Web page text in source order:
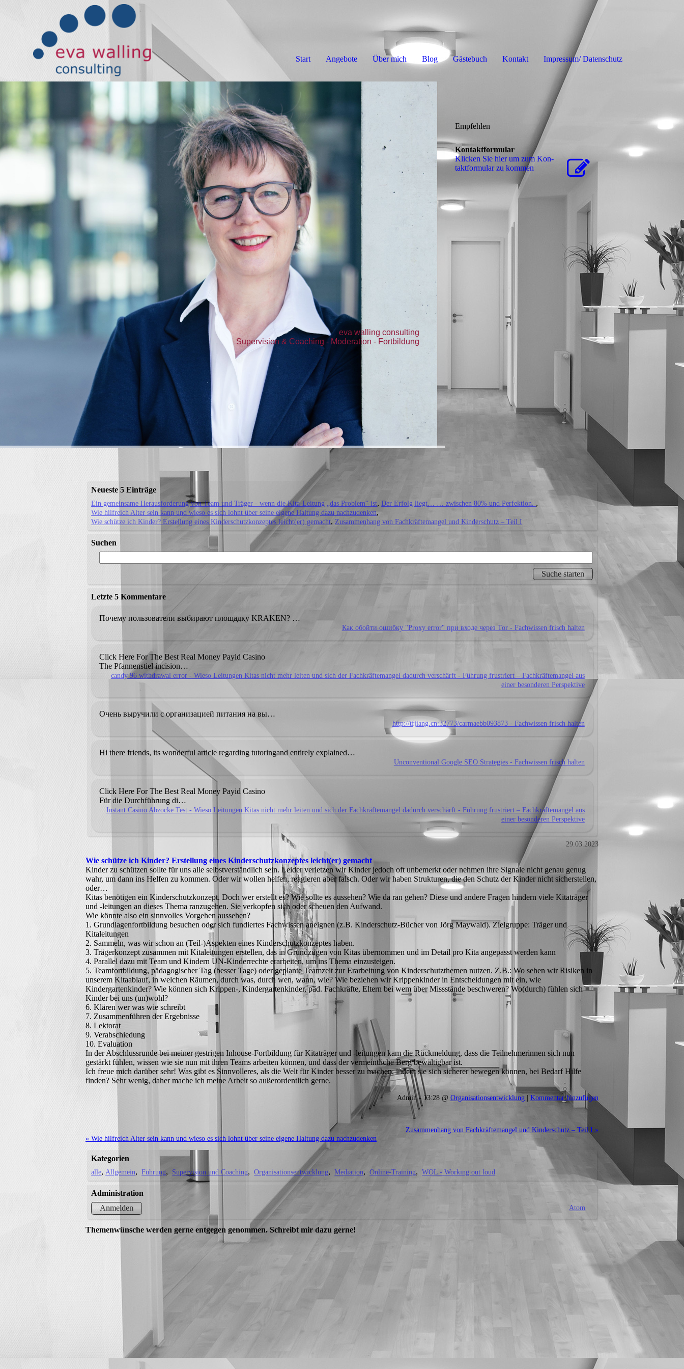
Start Angebote Über mich Blog Gästebuch Kontakt Impressum/ Datenschutz
eva walling consulting
Supervision & Coaching - Moderation - Fortbildung
Empfehlen
Kontaktformular
Klicken Sie hier um zum Kon­
takt­for­mu­lar zu kommen
Neueste 5 Einträge
Ein gemeinsame Herausforderung von Team und Träger - wenn die Kita-Leitung „das Problem“ ist Der Erfolg liegt… … zwischen 80% und Perfektion.
Wie hilfreich Alter sein kann und wieso es sich lohnt über seine eigene Haltung dazu nachzudenken
Wie schütze ich Kinder? Erstellung eines Kinderschutzkonzeptes leicht(er) gemacht Zusammenhang von Fachkräftemangel und Kinderschutz – Teil I
Suchen
Letzte 5 Kommentare
Почему пользователи выбирают площадку KRAKEN? …
Как обойти ошибку "Proxy error" при входе через Tor - Fachwissen frisch halten
Click Here For The Best Real Money Payid Casino
The Pfannenstiel incision…
candy 96 withdrawal error - Wieso Leitungen Kitas nicht mehr leiten und sich der Fachkräftemangel dadurch verschärft - Führung frustriert – Fachkräftemangel aus
einer besonderen Perspektive
Очень выручили с организацией питания на вы…
http://tfjiang.cn:32773/carmaebb093873 - Fachwissen frisch halten
Hi there friends, its wonderful article regarding tutoringand entirely explained…
Unconventional Google SEO Strategies - Fachwissen frisch halten
Click Here For The Best Real Money Payid Casino
Für die Durchführung di…
Instant Casino Abzocke Test - Wieso Leitungen Kitas nicht mehr leiten und sich der Fachkräftemangel dadurch verschärft - Führung frustriert – Fachkräftemangel aus
einer besonderen Perspektive
29.03.2023
Wie schütze ich Kinder? Erstellung eines Kinderschutzkonzeptes leicht(er) gemacht
Kinder zu schützen sollte für uns alle selbstverständlich sein. Leider verletzen wir Kinder jedoch oft unbemerkt oder nehmen ihre Signale nicht genau genug
wahr, um dann ins Helfen zu kommen. Oder wir wollen helfen, reagieren aber falsch. Oder wir haben Strukturen, die den Schutz der Kinder nicht sicherstellen,
oder…
Kitas benötigen ein Kinderschutzkonzept. Doch wer erstellt es? Wie sollte es aussehen? Wie da ran gehen? Diese und andere Fragen hindern viele Kitaträger
und -leitungen an dieses Thema ranzugehen. Sie verkopfen sich oder scheuen den Aufwand.
Wie könnte also ein sinnvolles Vorgehen aussehen?
1. Grundlagenfortbildung besuchen oder sich fundiertes Fachwissen aneignen (z.B. Kinderschutz-Bücher von Jörg Maywald). Zielgruppe: Träger und
Kitaleitungen
2. Sammeln, was wir schon an (Teil-)Aspekten eines Kinderschutzkonzeptes haben.
3. Trägerkonzept zusammen mit Kitaleitungen erstellen, das in Grundzügen von Kitas übernommen und im Detail pro Kita angepasst werden kann
4. Parallel dazu mit Team und Kindern UN-Kinderrechte erarbeiten, um ins Thema einzusteigen.
5. Teamfortbildung, pädagogischer Tag (besser Tage) oder geplante Teamzeit zur Erarbeitung von Kinderschutzthemen nutzen. Z.B.: Wo sehen wir Risiken in
unserem Kitaablauf, in welchen Räumen, durch was, durch wen, wann, wie? Wie beziehen wir Krippenkinder in Entscheidungen mit ein, wie
Kindergartenkinder? Wie können sich Krippen-, Kindergartenkinder, päd. Fachkräfte, Eltern bei wem über Missstände beschweren? Wo(durch) fühlen sich
Kinder bei uns (un)wohl?
6. Klären wer was wie schreibt
7. Zusammenführen der Ergebnisse
8. Lektorat
9. Verabschiedung
10. Evaluation
In der Abschlussrunde bei meiner gestrigen Inhouse-Fortbildung für Kitaträger und -leitungen kam die Rückmeldung, dass die Teilnehmerinnen sich nun
gestärkt fühlen, wissen wie sie nun mit ihren Teams arbeiten können, und dass der vermeintliche Berg bewältigbar ist.
Ich freue mich darüber sehr! Was gibt es Sinnvolleres, als die Welt für Kinder besser zu machen, indem sie sich sicherer bewegen können, bei Bedarf Hilfe
finden? Sehr wenig, daher mache ich meine Arbeit so außerordentlich gerne.
Admin - 13:28 @ Organisationsentwicklung | Kommentar hinzufügen
Zusammenhang von Fachkräftemangel und Kinderschutz – Teil I »
« Wie hilfreich Alter sein kann und wieso es sich lohnt über seine eigene Haltung dazu nachzudenken
Kategorien
alle Allgemein Führung Supervision und Coaching Organisationsentwicklung Mediation Online-Training WOL - Working out loud
Administration
Anmelden
Atom
Themenwünsche werden gerne entgegen genommen. Schreibt mir dazu gerne!